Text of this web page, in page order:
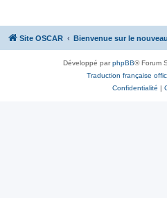
Site OSCAR Bienvenue sur le
Développé parphpBB® Forum
Traduction française
Confidentialité |